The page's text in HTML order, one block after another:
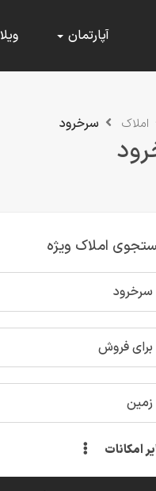
آپارتمان ویلا
املاک سرخرود
املاک ویژه
سرخرود
برای فروش
زمین
امکانات